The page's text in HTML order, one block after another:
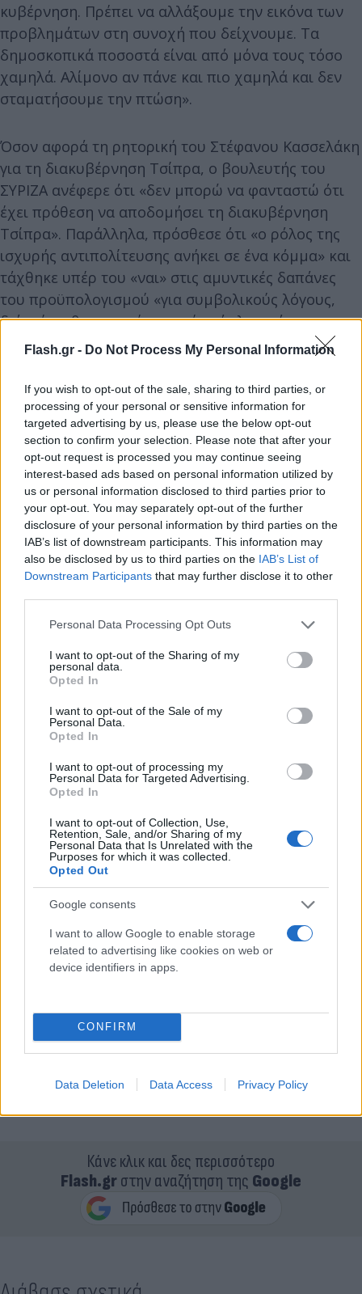
Flash.gr - Do Not Process My Personal Information
If you wish to opt-out of the sale, sharing to third parties, or
processing of your personal or sensitive information for
targeted advertising by us, please use the below opt-out
section to confirm your selection. Please note that after your
opt-out request is processed you may continue seeing
interest-based ads based on personal information utilized by
us or personal information disclosed to third parties prior to
your opt-out. You may separately opt-out of the further
disclosure of your personal information by third parties on the
IAB’s list of downstream participants. This information may
also be disclosed by us to third parties on the IAB’s List of
Downstream Participants that may further disclose it to other
Please note that this website/app uses one or more Google
not limited to your visit or usage behaviour. You may click to
grant or deny consent to Google and its third-party tags to
use your data for below specified purposes in below Google
consent section.
Personal Data Processing Opt Outs
I want to opt-out of the Sharing of my
personal data.
Opted In
I want to opt-out of the Sale of my
Personal Data.
Opted In
I want to opt-out of processing my
Personal Data for Targeted Advertising.
Opted In
I want to opt-out of Collection, Use,
Retention, Sale, and/or Sharing of my
Personal Data that Is Unrelated with the
Purposes for which it was collected.
Opted Out
Google consents
I want to allow Google to enable storage
related to advertising like cookies on web or
device identifiers in apps.
CONFIRM
Data Deletion Data Access Privacy Policy
κυβέρνηση. Πρέπει να αλλάξουμε την εικόνα των
προβλημάτων στη συνοχή που δείχνουμε. Τα
δημοσκοπικά ποσοστά είναι από μόνα τους τόσο
χαμηλά. Αλίμονο αν πάνε και πιο χαμηλά και δεν
σταματήσουμε την πτώση».
Όσον αφορά τη ρητορική του Στέφανου Κασσελάκη
για τη διακυβέρνηση Τσίπρα, ο βουλευτής του
ΣΥΡΙΖΑ ανέφερε ότι «δεν μπορώ να φανταστώ ότι
έχει πρόθεση να αποδομήσει τη διακυβέρνηση
Τσίπρα». Παράλληλα, πρόσθεσε ότι «ο ρόλος της
ισχυρής αντιπολίτευσης ανήκει σε ένα κόμμα» και
τάχθηκε υπέρ του «ναι» στις αμυντικές δαπάνες
του προϋπολογισμού «για συμβολικούς λόγους,
διότι έτσι θα αφαιρέσουμε ένα όπλο από τη
φαρέτρα της ΝΔ χωρίς αυτό να σημαίνει ότι
Κάνε κλικ και δες περισσότερο
Flash.grστην αναζήτηση της Google